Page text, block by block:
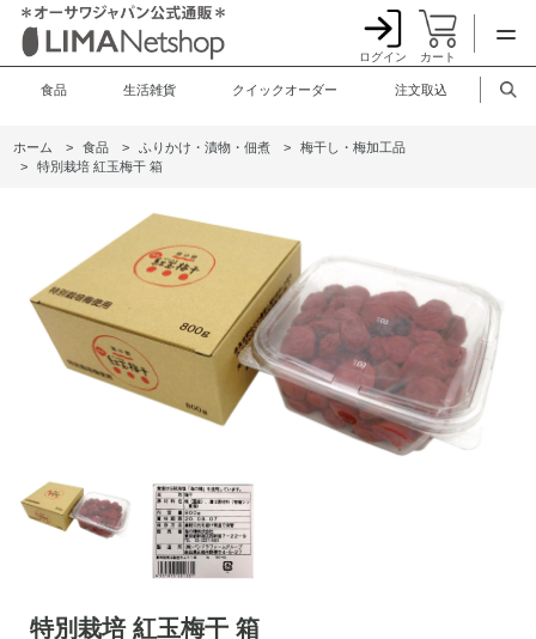
ログイン カート
食品 生活雑貨 クイックオーダー 注文取込
ホーム > 食品 > ふりかけ・漬物・佃煮 >
梅干し・梅加工品
>
特別栽培 紅玉梅干 箱
特別栽培 紅玉梅干 箱